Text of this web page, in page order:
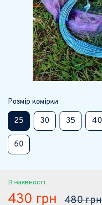
Розмір комірки
25 30 35 40
60
В наявності
430 грн 480 грн